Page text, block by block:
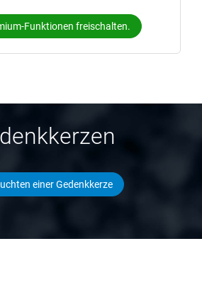
Funktionen freischalten.
einer Gedenkkerze